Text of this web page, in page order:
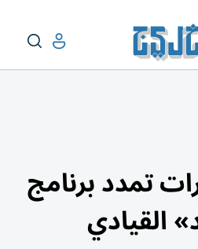
تمدد برنامج
القيادي